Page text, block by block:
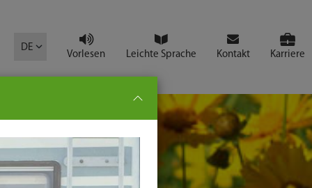
DE
Vorlesen Leichte Sprache Kontakt Karriere